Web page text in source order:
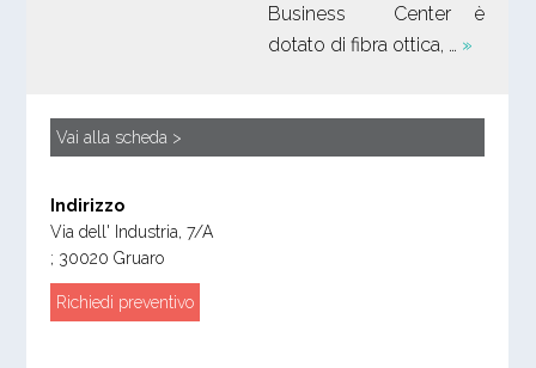
Business Center è
dotato di fibra ottica, … »
Vai alla scheda >
Indirizzo
Via dell' Industria, 7/A
; 30020Gruaro
Richiedi preventivo